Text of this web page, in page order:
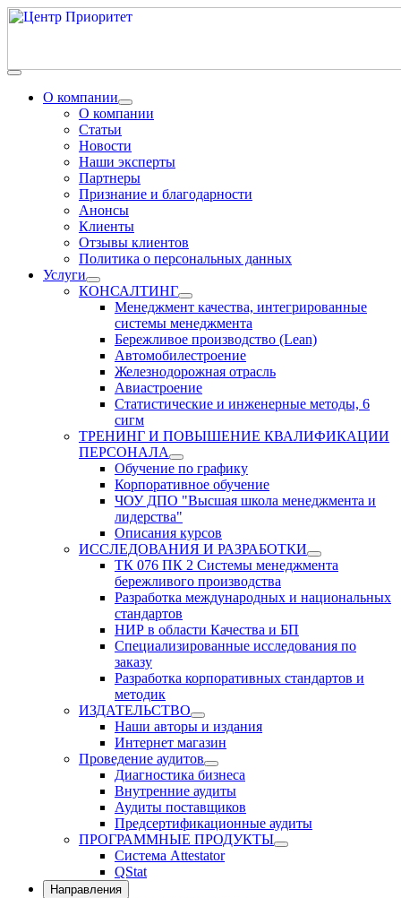
О компании
О компании
Статьи
Новости
Наши эксперты
Партнеры
Признание и благодарности
Анонсы
Клиенты
Отзывы клиентов
Политика о персональных данных
Услуги
КОНСАЛТИНГ
Менеджмент качества, интегрированные
системы менеджмента
Бережливое производство (Lean)
Автомобилестроение
Железнодорожная отрасль
Авиастроение
Статистические и инженерные методы, 6
сигм
ТРЕНИНГ И ПОВЫШЕНИЕ КВАЛИФИКАЦИИ
ПЕРСОНАЛА
Обучение по графику
Корпоративное обучение
ЧОУ ДПО "Высшая школа менеджмента и
лидерства"
Описания курсов
ИССЛЕДОВАНИЯ И РАЗРАБОТКИ
ТК 076 ПК 2 Системы менеджмента
бережливого производства
Разработка международных и национальных
стандартов
НИР в области Качества и БП
Специализированные исследования по
заказу
Разработка корпоративных стандартов и
методик
ИЗДАТЕЛЬСТВО
Наши авторы и издания
Интернет магазин
Проведение аудитов
Диагностика бизнеса
Внутренние аудиты
Аудиты поставщиков
Предсертификационные аудиты
ПРОГРАММНЫЕ ПРОДУКТЫ
Система Attestator
QStat
Направления